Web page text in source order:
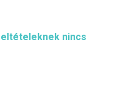
nincs